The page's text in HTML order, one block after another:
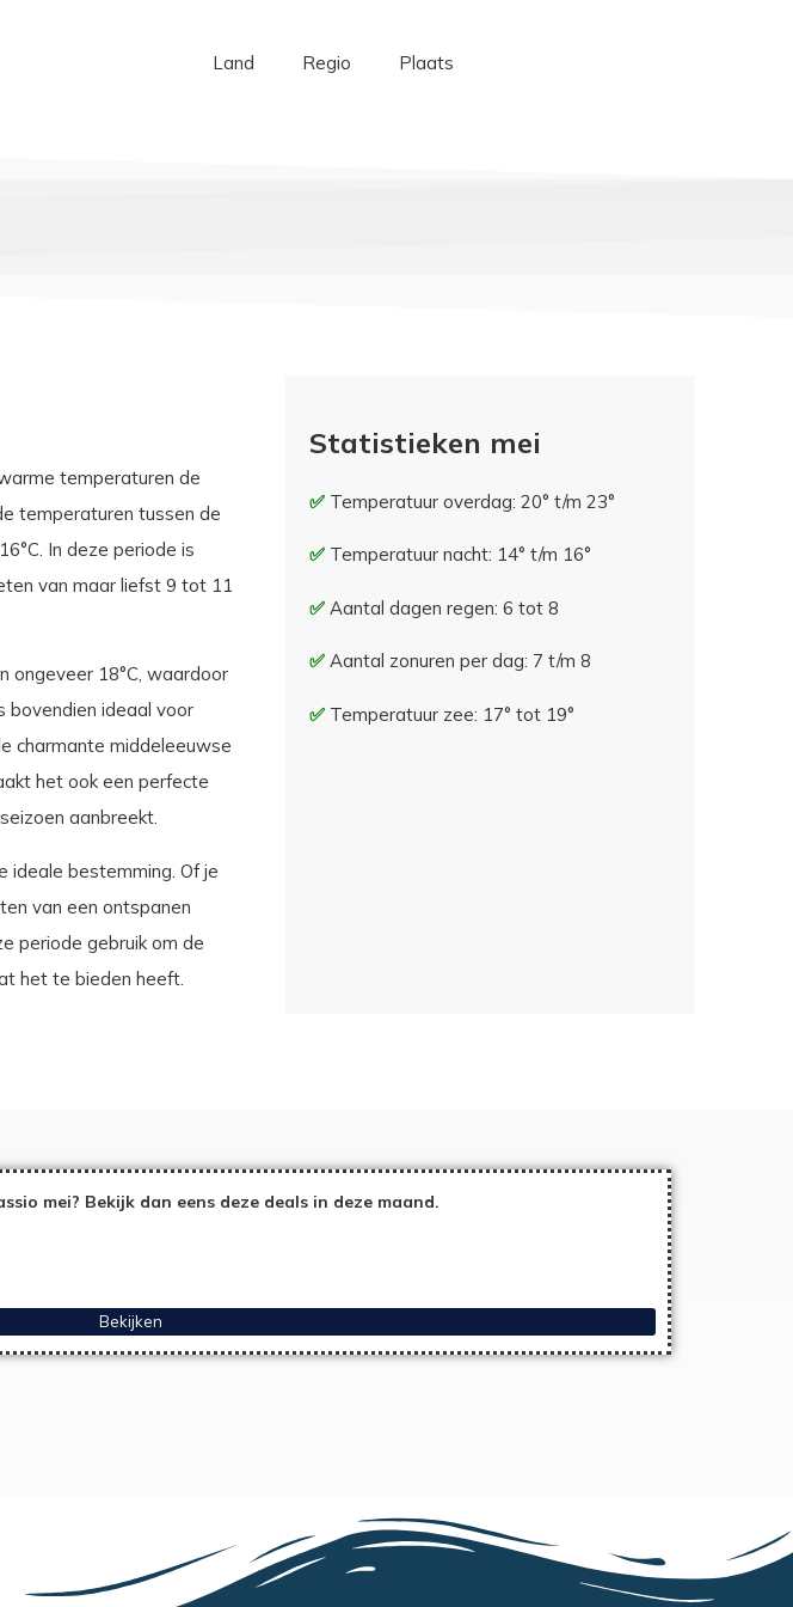
Land Regio Plaats
temperaturen de
temperaturen tussen de
In deze periode is
van maar liefst 9 tot 11
ongeveer 18°C, waardoor
bovendien ideaal voor
charmante middeleeuwse
het ook een perfecte
aanbreekt.
ideale bestemming. Of je
van een ontspanen
periode gebruik om de
het te bieden heeft.
Statistieken mei
Temperatuur overdag: 20° t/m 23°
Temperatuur nacht: 14° t/m 16°
Aantal dagen regen: 6 tot 8
Aantal zonuren per dag: 7 t/m 8
Temperatuur zee: 17° tot 19°
mei? Bekijk dan eens deze deals in deze maand.
Bekijken